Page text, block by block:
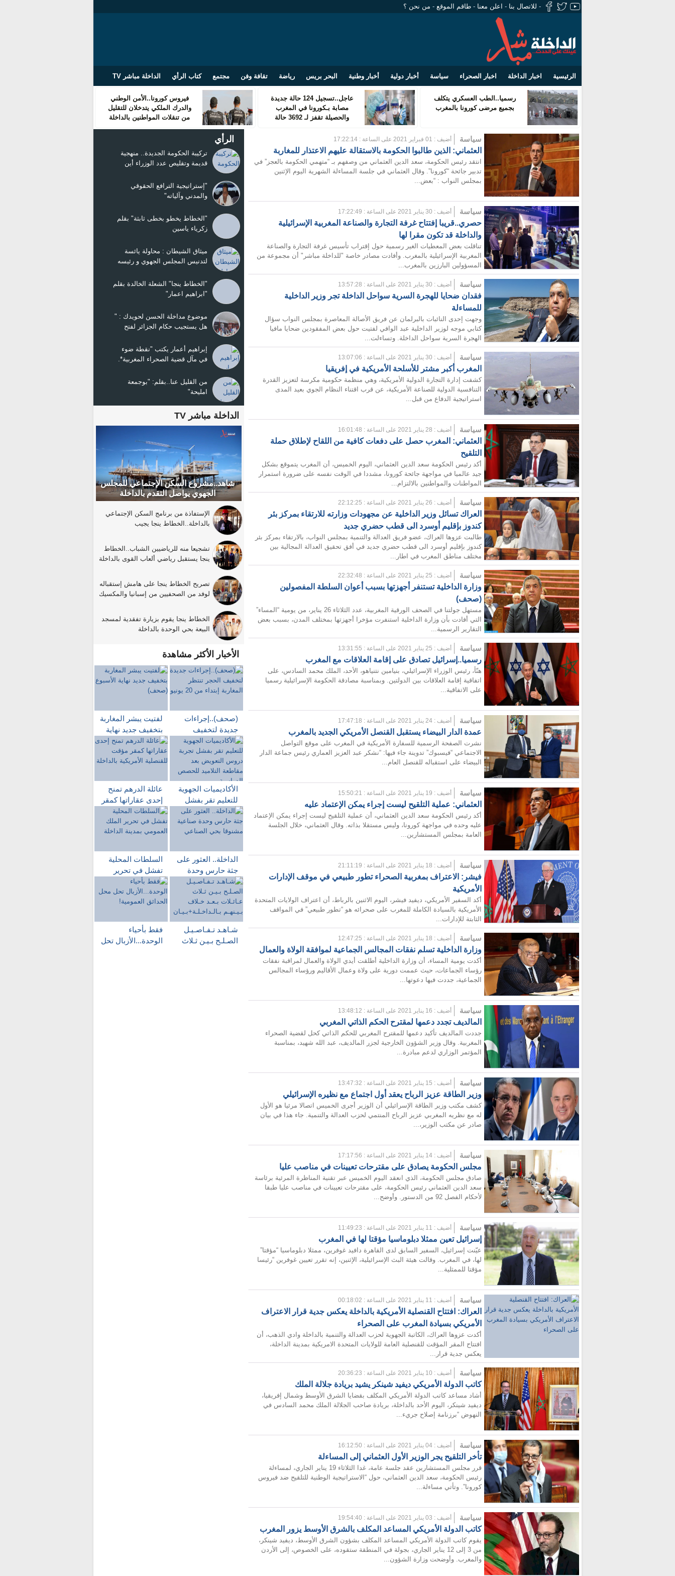
- للاتصال بنا - اعلن معنا - طاقم الموقع - من نحن ؟
الرئيسية اخبار الداخلة اخبار الصحراء سياسة أخبار دولية أخبار وطنية البحر بريس رياضة تقافة وفن مجتمع كتاب الرأي الداخلة مباشر TV
رسميا..الطب العسكري يتكلف
بجميع مرضى كورونا بالمغرب
عاجل..تسجيل 124 حالة جديدة
مصابة بـكورونا في المغرب
والحصيلة تقفز لـ 3692 حالة
فيروس كورونا..الأمن الوطني
والدرك الملكي يتدخلان للتقليل
من تنقلات المواطنين بالداخلة
سياسة أضيف : 01 فبراير 2021 على الساعة : 17:22:14
العثماني: الذين طالبوا الحكومة بالاستقالة عليهم الاعتذار للمغاربة
انتقد رئيس الحكومة، سعد الدين العثماني من وصفهم بـ “متهمي الحكومة بالعجز” في
تدبير جائحة “كورونا”. وقال العثماني في جلسة المساءلة الشهرية اليوم الإثنين
بمجلس النواب : “بعض...
سياسة أضيف : 30 يناير 2021 على الساعة : 17:22:49
حصري..قريبا إفتتاح غرفة التجارة والصناعة المغربية الإسرائيلية
والداخلة قد تكون مقرا لها
تناقلت بعض المعطيات الغير رسمية حول إقتراب تأسيس غرفة التجارة والصناعة
المغربية الإسرائيلية بالمغرب. وأفادت مصادر خاصة "للداخلة مباشر" أن مجموعة من
المسؤولين البارزين بالمغرب...
سياسة أضيف : 30 يناير 2021 على الساعة : 13:57:28
فقدان ضحايا للهجرة السرية سواحل الداخلة تجر وزير الداخلية
للمساءلة
وجهت إحدى النائبات بالبرلمان عن فريق الأصالة المعاصرة بمجلس النواب سؤال
كتابي موجه لوزير الداخلية عبد الوافي لفتيت حول بعض المفقودين ضحايا مافيا
الهجرة السرية سواحل الداخلة. وتساءلت...
سياسة أضيف : 30 يناير 2021 على الساعة : 13:07:06
المغرب أكبر مشتر للأسلحة الأمريكية في إفريقيا
كشفت إدارة التجارة الدولية الأمريكية، وهي منظمة حكومية مكرسة لتعزيز القدرة
التنافسية الدولية للصناعة الأمريكية، عن قرب اقتناء النظام الجوي بعيد المدى
استراتيجية الدفاع من قبل...
سياسة أضيف : 28 يناير 2021 على الساعة : 16:01:48
العثماني: المغرب حصل على دفعات كافية من اللقاح لإطلاق حملة
التلقيح
أكد رئيس الحكومة سعد الدين العثماني، اليوم الخميس، أن المغرب يتموقع بشكل
جيد عالميا في مواجهة جائحة كورونا، مشددا في الوقت نفسه على ضرورة استمرار
المواطنات والمواطنين بالالتزام...
سياسة أضيف : 26 يناير 2021 على الساعة : 22:12:25
العراك تسائل وزير الداخلية عن مجهودات وزارته للارتقاء بمركز بئر
كندوز بإقليم أوسرد الى قطب حضري جديد
طالبت عزوها العراك، عضو فريق العدالة والتنمية بمجلس النواب، بالارتقاء بمركز بئر
كندوز بإقليم أوسرد الى قطب حضري جديد في أفق تحقيق العدالة المجالية بين
مختلف مناطق المغرب في اطار...
سياسة أضيف : 25 يناير 2021 على الساعة : 22:32:48
وزارة الداخلية تستنفر أجهزتها بسبب أعوان السلطة المفصولين
(صحف)
مستهل جولتنا في الصحف الورقية المغربية، عدد الثلاثاء 26 يناير، من يومية “المساء”
التي أفادت بأن وزارة الداخلية استنفرت مؤخرا أجهزتها بمختلف المدن، بسبب بعض
التقارير الرسمية...
سياسة أضيف : 25 يناير 2021 على الساعة : 13:31:55
رسميا..إسرائيل تصادق على إقامة العلاقات مع المغرب
هنّأ، رئيس الوزراء الإسرائيلي، بنيامين نتنياهو، الأحد، الملك محمد السادس، على
اتفاقية إقامة العلاقات بين الدولتين. وبمناسبة مصادقة الحكومة الإسرائيلية رسميا
على الاتفاقية...
سياسة أضيف : 24 يناير 2021 على الساعة : 17:47:18
عمدة الدار البيضاء يستقبل القنصل الأمريكي الجديد بالمغرب
نشرت الصفحة الرسمیة للسفارة الأمریكیة في المغرب على موقع التواصل
الاجتماعي “فیسبوك” تدوینة جاء فیها: “نشكر عبد العزيز العماري رئيس جماعة الدار
البيضاء على استقباله للقنصل العام...
سياسة أضيف : 19 يناير 2021 على الساعة : 15:50:21
العثماني: عملية التلقيح ليست إجراء يمكن الإعتماد عليه
أكد رئيس الحكومة سعد الدين العثماني، أن عملية التلقيح ليست إجراء يمكن الإعتماد
عليه وحده في مواجهة كورونا، وليس مستقلا بذاته. وقال العثماني، خلال الجلسة
العامة بمجلس المستشارين...
سياسة أضيف : 18 يناير 2021 على الساعة : 21:11:19
فيشر: الاعتراف بمغربية الصحراء تطور طبيعي في موقف الإدارات
الأمريكية
أكد السفير الأمريكي، ديفيد فيشر، اليوم الاثنين بالرباط، أن اعتراف الولايات المتحدة
الأمريكية بالسيادة الكاملة للمغرب على صحرائه هو “تطور طبيعي” في المواقف
الثابتة للإدارات...
سياسة أضيف : 18 يناير 2021 على الساعة : 12:47:25
وزارة الداخلية تسلم نفقات المجالس الجماعية لموافقة الولاة والعمال
أكدت يومية المساء، أن وزارة الداخلية أطلقت أيدي الولاة والعمال لمراقبة نفقات
رؤساء الجماعات، حيث عممت دورية على ولاة وعمال الأقاليم ورؤساء المجالس
الجماعية، جددت فيها دعوتها...
سياسة أضيف : 16 يناير 2021 على الساعة : 13:48:12
المالديف تجدد دعمها لمقترح الحكم الذاتي المغربي
جددت المالديف تأكيد دعمها للمقترح المغربي للحكم الذاتي كحل لقضية الصحراء
المغربية. وقال وزير الشؤون الخارجية لجزر المالديف، عبد الله شهيد، بمناسبة
المؤتمر الوزاري لدعم مبادرة...
سياسة أضيف : 15 يناير 2021 على الساعة : 13:47:32
وزير الطاقة عزيز الرباح يعقد أول اجتماع مع نظيره الإسرائيلي
كشف مكتب وزير الطاقة الإسرائيلي أن الوزير أجرى الخميس اتصالا مرئيا هو الأول
له مع نظريه المغربي عزيز الرباح المنتمي لحزب العدالة والتنمية. جاء هذا في بيان
صادر عن مكتب الوزير،...
سياسة أضيف : 14 يناير 2021 على الساعة : 17:17:56
مجلس الحكومة يصادق على مقترحات تعيينات في مناصب عليا
صادق مجلس الحكومة، الذي انعقد اليوم الخميس عبر تقنية المناظرة المرئية برئاسة
سعد الدين العثماني رئيس الحكومة، على مقترحات تعيينات في مناصب عليا طبقا
لأحكام الفصل 92 من الدستور. وأوضح...
سياسة أضيف : 11 يناير 2021 على الساعة : 11:49:23
إسرائيل تعين ممثلا دبلوماسيا مؤقتا لها في المغرب
عيّنت إسرائيل، السفير السابق لدى القاهرة دافيد غوفرين، ممثلا دبلوماسيا “مؤقتا”
لها، في المغرب. وقالت هيئة البث الإسرائيلية، الإثنين، إنه تقرر تعيين غوفرين “رئيسا
مؤقتا للممثلية...
سياسة أضيف : 11 يناير 2021 على الساعة : 00:18:02
العراك: افتتاح القنصلية الأمريكية بالداخلة يعكس جدية قرار الاعتراف
الأمريكي بسيادة المغرب على الصحراء
أكدت عزوها العراك، الكاتبة الجهوية لحزب العدالة والتنمية بالداخلة وادي الذهب، أن
افتتاح المقر المؤقت للقنصلية العامة للولايات المتحدة الامريكية بمدينة الداخلة،
يعكس جدية قرار...
سياسة أضيف : 10 يناير 2021 على الساعة : 20:36:23
كاتب الدولة الأمريكي ديفيد شينكر يشيد بريادة جلالة الملك
أشاد مساعد كاتب الدولة الأمريكي المكلف بقضايا الشرق الأوسط وشمال إفريقيا،
ديفيد شينكر، اليوم الأحد بالداخلة، بريادة صاحب الجلالة الملك محمد السادس في
النهوض “برزنامة إصلاح جريء...
سياسة أضيف : 04 يناير 2021 على الساعة : 16:12:50
تأخر التلقيح يجر الوزير الأول العثماني إلى المساءلة
قرر مجلس المستشارين عقد جلسة عامة، غدا الثلاثاء 19 يناير الجاري، لمساءلة
رئيس الحكومة، سعد الدين العثماني، حول “الاستراتيجية الوطنية للتلقيح ضد فيروس
كورونا”. وتأتي مساءلة...
سياسة أضيف : 03 يناير 2021 على الساعة : 19:54:40
كاتب الدولة الأمريكي المساعد المكلف بالشرق الأوسط يزور المغرب
يقوم كاتب الدولة الأمريكي المساعد المكلف بشؤون الشرق الأوسط، ديفيد شينكر،
من 3 إلى 12 يناير الجاري، بجولة في المنطقة ستقوده، على الخصوص، إلى الأردن
والمغرب. وأوضحت وزارة الشؤون...
الرأي
تركيبة الحكومة الجديدة.. منهجية
قديمة وتقليص عدد الوزراء أين
"إستراتيجية الترافع الحقوقي
والمدني وآلياته"
"الخطاط يخطو بخطى ثابثة" بقلم
زكرياء ياسين
ميثاق الشيطان : محاولة يائسة
لتدنيس المجلس الجهوي و رئيسه
"الخطاط ينجا" الشعلة الخالدة بقلم
"ابراهيم اعمار"
موضوع مداخلة الحسن لحويدك : "
هل يستجيب حكام الجزائر لفتح
إبراهيم أعمار يكتب "نقطة ضوء
في مآل قضية الصحراء المغربية*.
من القليل عنا..بقلم: "بوجمعة
امليحة"
الداخلة مباشر TV
شاهد..مشروع السكن الإجتماعي للمجلس
الجهوي يواصل التقدم بالداخلة
الإستفاذة من برنامج السكن الإجتماعي
بالداخلة..الخطاط ينجا يجيب
تشجيعا منه للرياضيين الشباب..الخطاط
ينجا يستقبل رياضي ألعاب القوى بالداخلة
تصريح الخطاط ينجا على هامش إستقباله
لوفد من الصحفيين من إسبانيا والمكسيك
الخطاط ينجا يقوم بزيارة تفقدية لمسجد
البيعة بحي الوحدة بالداخلة
الأخبار الأكثر مشاهدة
(صحف)..إجراءات
جديدة لتخفيف
الحجر تنتظر
المغاربة إبتداء من
20 يونيو
لفتيت يبشر المغاربة
بتخفيف جديد نهاية
الأسبوع (صحف)
الأكاديميات الجهوية
للتعليم تقر بفشل
تجربة دروس
التعويض بعد مقاطعة
التلاميد للحصص
عائلة الدرهم تمنح
إحدى عقاراتها كمقر
مؤقت للقنصلية
الأمريكية بالداخلة
الداخلة.. العثور على
جثة حارس وحدة
صناعية مشنوقا بحي
الصناعي
السلطات المحلية
تفشل في تحرير
الملك العمومي
بمدينة الداخلة
شـاهـد تـفـاصـيـل
الصـلـح بـيـن ثـلاث
فقط بأحياء
الوحدة...الأزبال تحل